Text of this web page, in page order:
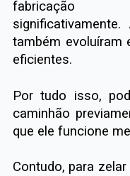
fabricação
também evoluíram
eficientes.
Por tudo isso,
caminhão
que ele funcione
Contudo, para